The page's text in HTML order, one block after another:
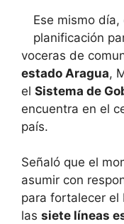
Ese mismo
planificación
voceras de
estado Aragua,
el Sistema de
encuentra en el
país.
Señaló que el
asumir con
para fortalecer el
las siete líneas